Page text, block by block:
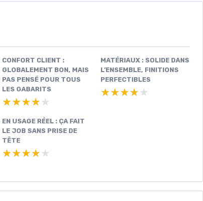
CONFORT CLIENT :
GLOBALEMENT BON, MAIS
PAS PENSÉ POUR TOUS
LES GABARITS
★★★★★
★★★★★
MATÉRIAUX : SOLIDE DANS
L’ENSEMBLE, FINITIONS
PERFECTIBLES
★★★★★
★★★★★
EN USAGE RÉEL : ÇA FAIT
LE JOB SANS PRISE DE
TÊTE
★★★★★
★★★★★